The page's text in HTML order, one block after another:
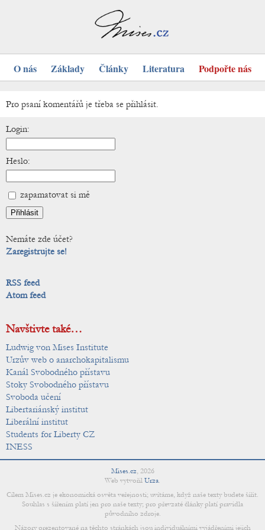
O nás Základy Články Literatura Podpořte nás
Pro psaní komentářů je třeba se přihlásit.
Login:
Heslo:
zapamatovat si mě
Nemáte zde účet?
Zaregistrujte se!
RSS feed
Atom feed
Navštivte také…
Ludwig von Mises Institute
Urzův web o anarchokapitalismu
Kanál Svobodného přístavu
Stoky Svobodného přístavu
Svoboda učení
Libertariánský institut
Liberální institut
Students for Liberty CZ
INESS
Mises.cz, 2026
Web vytvořil Urza.
Cílem Mises.cz je ekonomická osvěta veřejnosti; uvítáme, když naše texty budete šířit.
Souhlas s šířením platí jen pro naše texty; pro převzaté články platí pravidla
původního zdroje.
Názory prezentované na těchto stránkách jsou individuálními vyjádřeními jejich